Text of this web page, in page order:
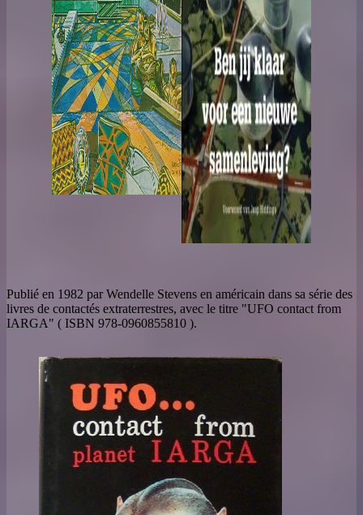
Publié en 1982 par Wendelle Stevens en américain dans sa série des
livres de contactés extraterrestres, avec le titre "UFO contact from
IARGA" ( ISBN 978-0960855810 ).